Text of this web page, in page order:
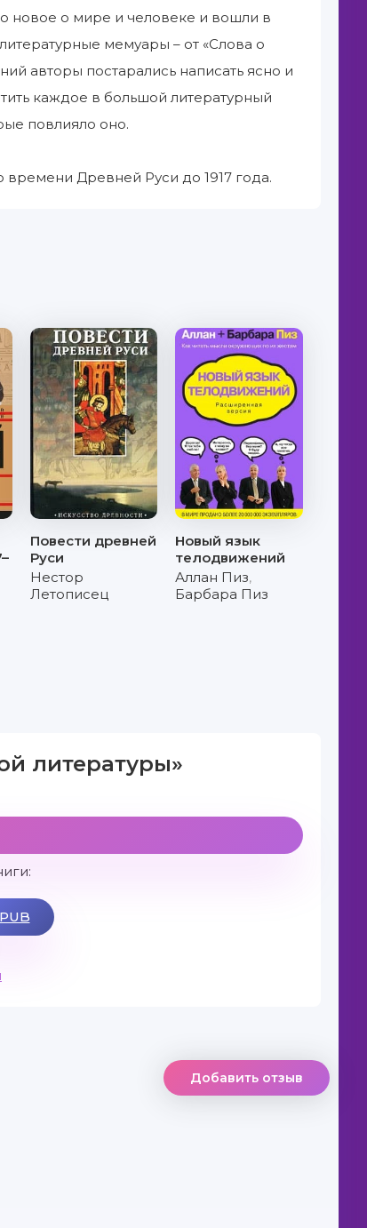
новое о мире и человеке и вошли в
мемуары – от «Слова о
авторы постарались написать ясно и
каждое в большой литературный
повлияло оно.
времени Древней Руси до 1917 года.
Повести древней
Руси
Нестор
Летописец
Новый язык
телодвижений
Аллан Пиз,
Барбара Пиз
литературы»
Добавить отзыв